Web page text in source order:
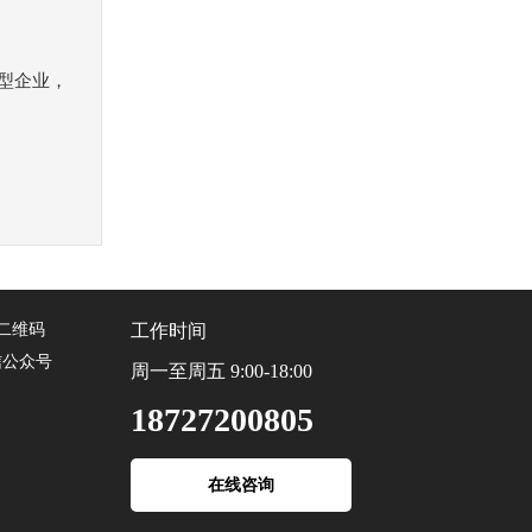
企业，
众号
工作时间
周一至周五 9:00-18:00
18727200805
在线咨询